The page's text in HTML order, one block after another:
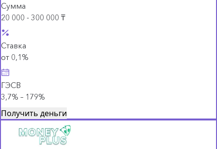
Сумма
20 000 - 300 000 ₸
Ставка
от 0,1%
ГЭСВ
3,7% – 179%
Получить деньги